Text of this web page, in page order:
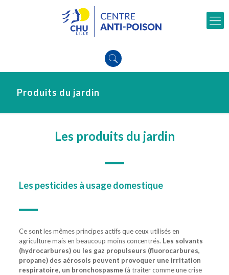
Produits du jardin
Les produits du jardin
Les pesticides à usage domestique
Ce sont les mêmes principes actifs que ceux utilisés en
agriculture mais en beaucoup moins concentrés. Les solvants
(hydrocarbures) ou les gaz propulseurs (fluorocarbures,
propane) des aérosols peuvent provoquer une irritation
respiratoire, un bronchospasme (à traiter comme une crise